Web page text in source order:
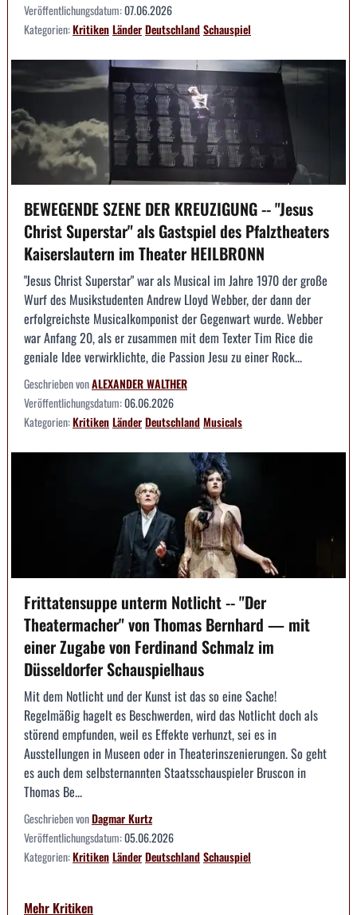
Veröffentlichungsdatum:07.06.2026
Kategorien:KritikenLänderDeutschlandSchauspiel
BEWEGENDE SZENE DER KREUZIGUNG -- "Jesus
Christ Superstar" als Gastspiel des Pfalztheaters
Kaiserslautern im Theater HEILBRONN
"Jesus Christ Superstar" war als Musical im Jahre 1970 der große
Wurf des Musikstudenten Andrew Lloyd Webber, der dann der
erfolgreichste Musicalkomponist der Gegenwart wurde. Webber
war Anfang 20, als er zusammen mit dem Texter Tim Rice die
geniale Idee verwirklichte, die Passion Jesu zu einer Rock...
Geschrieben vonALEXANDER WALTHER
Veröffentlichungsdatum:06.06.2026
Kategorien:KritikenLänderDeutschlandMusicals
Frittatensuppe unterm Notlicht -- "Der
Theatermacher" von Thomas Bernhard — mit
einer Zugabe von Ferdinand Schmalz im
Düsseldorfer Schauspielhaus
Mit dem Notlicht und der Kunst ist das so eine Sache!
Regelmäßig hagelt es Beschwerden, wird das Notlicht doch als
störend empfunden, weil es Effekte verhunzt, sei es in
Ausstellungen in Museen oder in Theaterinszenierungen. So geht
es auch dem selbsternannten Staatsschauspieler Bruscon in
Thomas Be...
Geschrieben vonDagmar Kurtz
Veröffentlichungsdatum:05.06.2026
Kategorien:KritikenLänderDeutschlandSchauspiel
Mehr Kritiken